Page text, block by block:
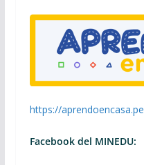
https://aprendoencasa.pe
Facebook del MINEDU: